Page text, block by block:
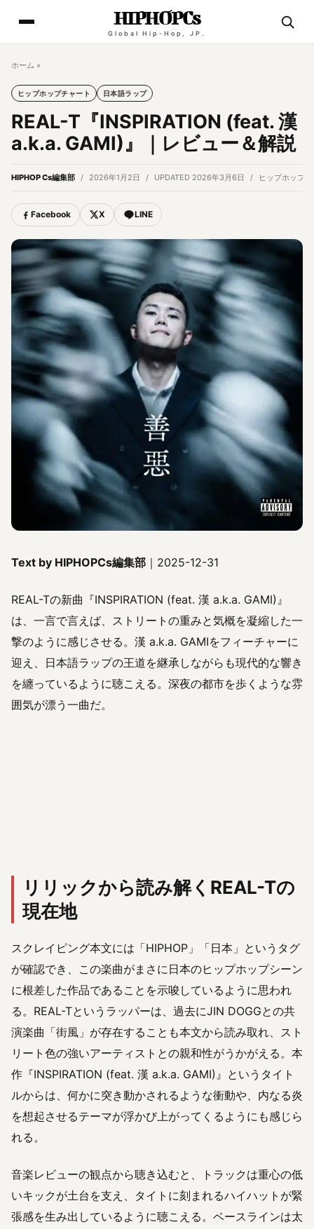
HIPHOPCs
Global Hip-Hop, JP.
ホーム »
ヒップホップチャート 日本語ラップ
REAL-T『INSPIRATION (feat. 漢
a.k.a. GAMI)』｜レビュー＆解説
HIPHOP Cs編集部 2026年1月2日 UPDATED 2026年3月6日 ヒップホップ
Facebook X LINE
Text by HIPHOPCs編集部 ｜2025-12-31
REAL-Tの新曲『INSPIRATION (feat. 漢 a.k.a. GAMI)』
は、一言で言えば、ストリートの重みと気概を凝縮した一
撃のように感じさせる。漢 a.k.a. GAMIをフィーチャーに
迎え、日本語ラップの王道を継承しながらも現代的な響き
を纏っているように聴こえる。深夜の都市を歩くような雰
囲気が漂う一曲だ。
リリックから読み解くREAL-Tの
現在地
スクレイピング本文には「HIPHOP」「日本」というタグ
が確認でき、この楽曲がまさに日本のヒップホップシーン
に根差した作品であることを示唆しているように思われ
る。REAL-Tというラッパーは、過去にJIN DOGGとの共
演楽曲「街風」が存在することも本文から読み取れ、スト
リート色の強いアーティストとの親和性がうかがえる。本
作『INSPIRATION (feat. 漢 a.k.a. GAMI)』というタイト
ルからは、何かに突き動かされるような衝動や、内なる炎
を想起させるテーマが浮かび上がってくるようにも感じら
れる。
音楽レビューの観点から聴き込むと、トラックは重心の低
いキックが土台を支え、タイトに刻まれるハイハットが緊
張感を生み出しているように聴こえる。ベースラインは太